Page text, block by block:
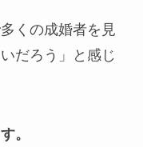
くの成婚者を見
だろう」と感じ
。